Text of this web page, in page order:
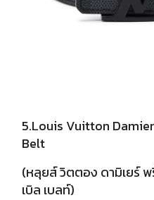
5.Louis Vuitton
Belt
(หลุยส์ วิตตอง ดามิเยร์ พ
เบิล เบลท์)